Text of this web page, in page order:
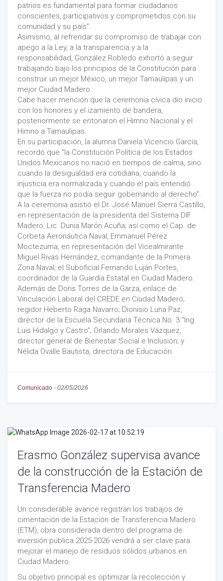
patrios es fundamental para formar ciudadanos
conscientes, participativos y comprometidos con su
comunidad y su país”.
Asimismo, al refrendar su compromiso de trabajar con
apego a la Ley, a la transparencia y a la
responsabilidad, González Robledo exhortó a seguir
trabajando bajo los principios de la Constitución para
construir un mejor México, un mejor Tamaulipas y un
mejor Ciudad Madero.
Cabe hacer mención que la ceremonia cívica dio inicio
con los honores y el izamiento de bandera,
posteriormente se entonaron el Himno Nacional y el
Himno a Tamaulipas.
En su participación, la alumna Daniela Vicencio García,
recordó que “la Constitución Política de los Estados
Unidos Mexicanos no nació en tiempos de calma, sino
cuando la desigualdad era cotidiana, cuando la
injusticia era normalizada y cuando el país entendió
que la fuerza no podía seguir gobernando al derecho”.
A la ceremonia asistió el Dr. José Manuel Sierra Castillo,
en representación de la presidenta del Sistema DIF
Madero, Lic. Dunia Marón Acuña; así como el Cap. de
Corbeta Aeronáutica Naval, Emmanuel Pérez
Moctezuma, en representación del Vicealmirante
Miguel Rivas Hernández, comandante de la Primera
Zona Naval; el Suboficial Fernando Luján Portes,
coordinador de la Guardia Estatal en Ciudad Madero.
Además de Doris Torres de la Garza, enlace de
Vinculación Laboral del CREDE en Ciudad Madero;
regidor Heberto Raga Navarro; Dionisio Luna Paz,
director de la Escuela Secundaria Técnica No. 3 “Ing.
Luis Hidalgo y Castro”; Orlando Morales Vázquez,
director general de Bienestar Social e Inclusión; y
Nélida Ovalle Bautista, directora de Educación.
Comunicado - 02/05/2026
Erasmo González supervisa avance
de la construcción de la Estación de
Transferencia Madero
Un considerable avance registran los trabajos de
cimentación de la Estación de Transferencia Madero
(ETM), obra considerada dentro del programa de
inversión pública 2025-2026 vendrá a ser clave para
mejorar el manejo de residuos sólidos urbanos en
Ciudad Madero.
Su objetivo principal es optimizar la recolección y